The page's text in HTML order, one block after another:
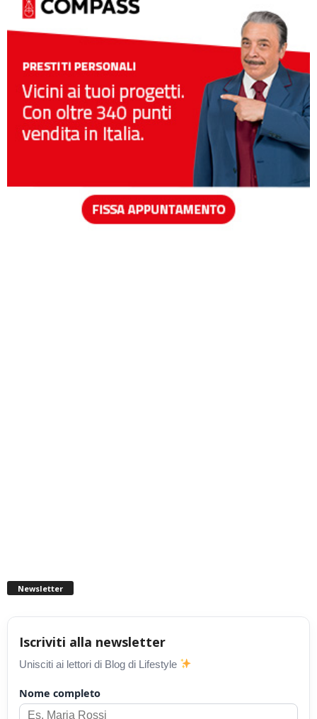
Newsletter
Iscriviti alla newsletter
Unisciti ai lettori di Blog di Lifestyle
Nome completo